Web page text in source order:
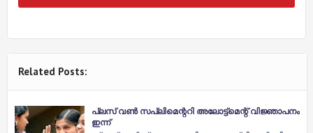
Related Posts:
പ്ലസ് വണ്‍ സപ്ലിമെന്ററി അലോട്ട്‌മെന്റ് വിജ്ഞാപനം
ഇന്ന്